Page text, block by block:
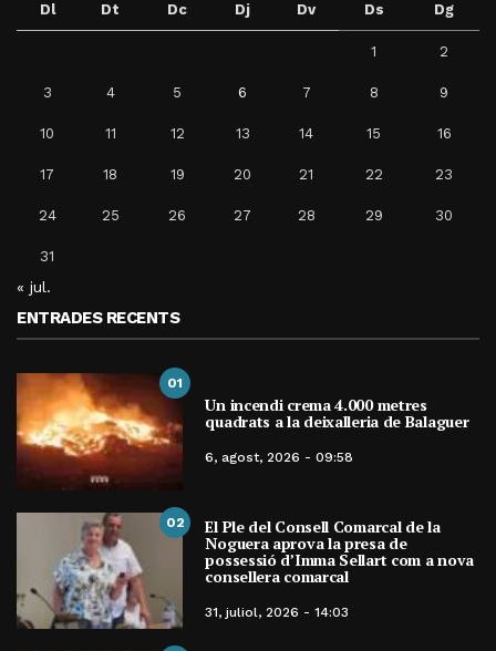
Dl Dt Dc Dj Dv Ds Dg
1 2
3 4 5 6 7 8 9
10 11 12 13 14 15 16
17 18 19 20 21 22 23
24 25 26 27 28 29 30
31
« jul.
ENTRADES RECENTS
01
Un incendi crema 4.000 metres
quadrats a la deixalleria de Balaguer
6, agost, 2026 - 09:58
02 El Ple del Consell Comarcal de la
Noguera aprova la presa de
possessió d’Imma Sellart com a nova
consellera comarcal
31, juliol, 2026 - 14:03